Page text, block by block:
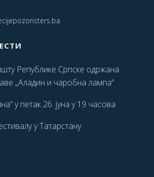
Републике Српске одржана
„Аладин и чаробна лампа“
у петак 26. јуна у 19 часова
у Татарстану